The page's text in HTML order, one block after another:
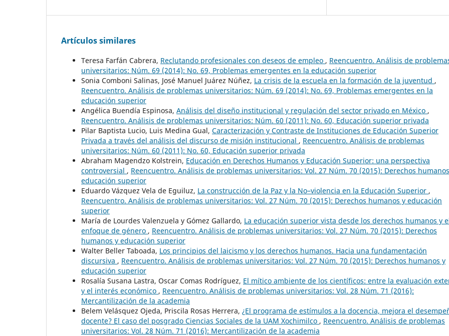
Artículos similares
Teresa Farfán Cabrera, Reclutando profesionales con deseos de empleo , Reencuentro. Análisis de
universitarios: Núm. 69 (2014): No. 69, Problemas emergentes en la educación superior
Sonia Comboni Salinas, José Manuel Juárez Núñez, La crisis de la escuela en la formación de la juventud ,
Reencuentro. Análisis de problemas universitarios: Núm. 69 (2014): No. 69, Problemas emergentes en la
educación superior
Angélica Buendía Espinosa, Análisis del diseño institucional y regulación del sector privado en México ,
Reencuentro. Análisis de problemas universitarios: Núm. 60 (2011): No. 60, Educación superior privada
Pilar Baptista Lucio, Luis Medina Gual, Caracterización y Contraste de Instituciones de Educación Superior
Privada a través del análisis del discurso de misión institucional , Reencuentro. Análisis de problemas
universitarios: Núm. 60 (2011): No. 60, Educación superior privada
Abraham Magendzo Kolstrein, Educación en Derechos Humanos y Educación Superior: una perspectiva
controversial , Reencuentro. Análisis de problemas universitarios: Vol. 27 Núm. 70 (2015): Derechos
educación superior
Eduardo Vázquez Vela de Eguiluz, La construcción de la Paz y la No–violencia en la Educación Superior ,
Reencuentro. Análisis de problemas universitarios: Vol. 27 Núm. 70 (2015): Derechos humanos y educación
superior
María de Lourdes Valenzuela y Gómez Gallardo, La educación superior vista desde los derechos humanos y
enfoque de género , Reencuentro. Análisis de problemas universitarios: Vol. 27 Núm. 70 (2015): Derechos
humanos y educación superior
Walter Beller Taboada, Los principios del laicismo y los derechos humanos. Hacia una fundamentación
discursiva , Reencuentro. Análisis de problemas universitarios: Vol. 27 Núm. 70 (2015): Derechos humanos y
educación superior
Rosalía Susana Lastra, Oscar Comas Rodríguez, El mítico ambiente de los científicos: entre la evaluación
y el interés económico , Reencuentro. Análisis de problemas universitarios: Vol. 28 Núm. 71 (2016):
Mercantilización de la academia
Belem Velásquez Ojeda, Priscila Rosas Herrera, ¿El programa de estímulos a la docencia, mejora el
docente? El caso del posgrado Ciencias Sociales de la UAM Xochimilco , Reencuentro. Análisis de problemas
universitarios: Vol. 28 Núm. 71 (2016): Mercantilización de la academia